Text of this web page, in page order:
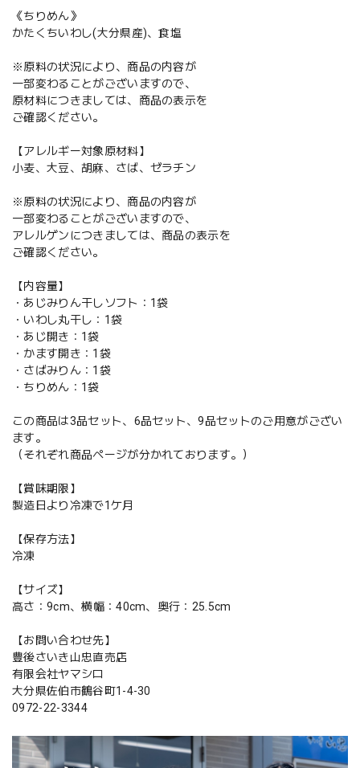
《ちりめん》
かたくちいわし(大分県産)、食塩
※原料の状況により、商品の内容が
一部変わることがございますので、
原材料につきましては、商品の表示を
ご確認ください。
【アレルギー対象原材料】
小麦、大豆、胡麻、さば、ゼラチン
※原料の状況により、商品の内容が
一部変わることがございますので、
アレルゲンにつきましては、商品の表示を
ご確認ください。
【内容量】
・あじみりん干しソフト：1袋
・いわし丸干し：1袋
・あじ開き：1袋
・かます開き：1袋
・さばみりん：1袋
・ちりめん：1袋
この商品は3品セット、6品セット、9品セットのご用意がござい
ます。
（それぞれ商品ページが分かれております。）
【賞味期限】
製造日より冷凍で1ケ月
【保存方法】
冷凍
【サイズ】
高さ：9cm、横幅：40cm、奥行：25.5cm
【お問い合わせ先】
豊後さいき山忠直売店
有限会社ヤマシロ
大分県佐伯市鶴谷町1-4-30
0972-22-3344